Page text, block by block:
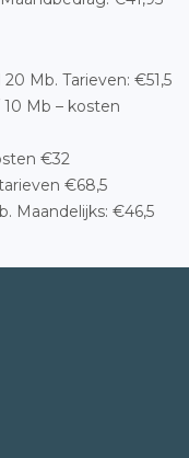
Mb. Tarieven: €51,5
Mb – kosten
€32
€68,5
Maandelijks: €46,5